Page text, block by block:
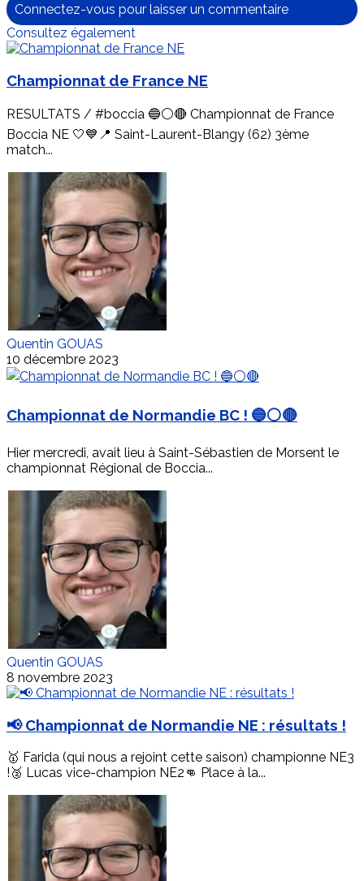
Connectez-vous pour laisser un commentaire
Consultez également
Championnat de France NE
RESULTATS / #boccia 🔵⚪🔴 Championnat de France
Boccia NE 🤍💙📍 Saint-Laurent-Blangy (62) 3ème
match...
Quentin GOUAS
10 décembre 2023
Championnat de Normandie BC ! 🔵⚪🔴
Hier mercredi, avait lieu à Saint-Sébastien de Morsent le
championnat Régional de Boccia...
Quentin GOUAS
8 novembre 2023
📢 Championnat de Normandie NE : résultats !
🥇 Farida (qui nous a rejoint cette saison) championne NE3
!🥈 Lucas vice-champion NE2👊 Place à la...